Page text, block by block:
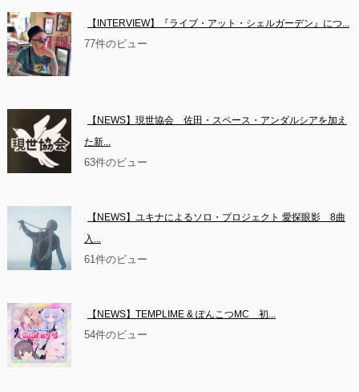
【INTERVIEW】『ライブ・アット・シェルガーデン』につ...
77件のビュー
【NEWS】現世協会　佐田・スペース・アンダルシアを加え
た新...
63件のビュー
【NEWS】ユキナによるソロ・プロジェクト 愛探眼影　8曲
入...
61件のビュー
【NEWS】TEMPLIME & ぽんこつMC　初...
54件のビュー